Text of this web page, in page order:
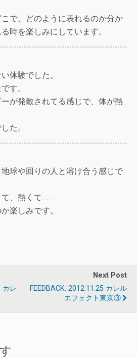
で、どのように表れるのか分か
時を楽しみにしています。
体験でした。
す。
が発散されてる感じで、体が熱
た。
球や回りの人と溶け合う感じで
、熱くて……
楽しみです。
カレ
Next Post
FEEDBACK: 2012.11.25 カレル
エフェクト東京③